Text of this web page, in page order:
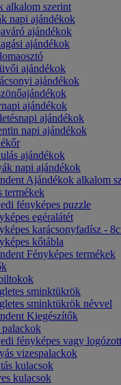
alkalom szerint
napi ajándékok
ajándékok
ajándékok
ajándékok
ajándékok
ajándékok
ajándékok
napi ajándékok
ajándékok
napi ajándékok
Ajándékok alkalom
termékek
fényképes puzzle
egéralátét
karácsonyfadísz -
kőtábla
Fényképes termékek
sminktükrök
sminktükrök névvel
Kiegészítők
fényképes vagy
vizespalackok
kulacsok
kulacsok